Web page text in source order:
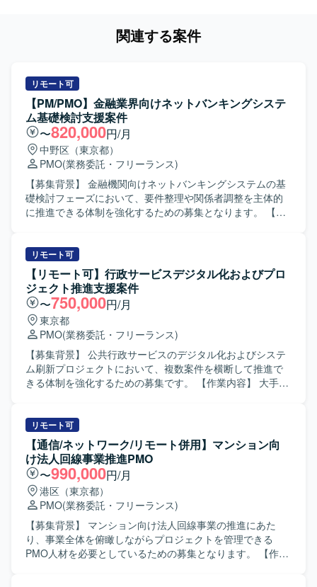
関連する案件
リモート可
【PM/PMO】金融業界向けネットバンキングシステ
ム基礎検討支援案件
〜820,000円/月
中野区（東京都）
PMO(業務委託・フリーランス)
【募集背景】 金融機関向けネットバンキングシステムの基
礎検討フェーズにおいて、要件整理や関係者調整を主体的
に推進できる体制を強化するための募集となります。 【作
関係者とのコミュニケーションを通じて、業務要件の整理
や課題の抽出・整理を行っていただきます。また、業務遂
行責任者として、要件定義に向けた論点整理や検討推進、
関係部署との合意形成支援など、上流工程全般をリードし
ていただきます。 【求める人物像】 関係者と円滑にコミュ
ニケーションを取りながら、主体的に検討をリードしてい
ただける方を求めております。金融業界の業務知見を活か
しつつ、論点整理や資料作成を通じて、構造的に物事を捉
えられる方が望ましいです。また、自立して業務を推進し
つつ、チームメンバーやステークホルダーと協調してプロ
礎検討から携わることができ、上流工程での要件整理や企
画検討の経験を深めていただけます。業務遂行責任者とし
て裁量を持って動くことができるため、PM／PMOや上流工
程のスキルをさらに強化したい方にとって、キャリア形成
上も大きな経験となるポジションです。 【開発環境】 本案
件は主に基礎検討および要件整理フェーズの業務となるた
め、特定の技術スタックよりも業務知見と上流工程スキル
が重視される環境となります。
リモート可
【リモート可】行政サービスデジタル化およびプロ
ジェクト推進支援案件
〜750,000円/月
東京都
PMO(業務委託・フリーランス)
【募集背景】 公共行政サービスのデジタル化およびシステ
ム刷新プロジェクトにおいて、複数案件を横断して推進で
きる体制を強化するための募集です。 【作業内容】 大手コ
クトを横断した課題管理とプロジェクト推進をご担当いた
だきます。 ・複数プロジェクトにおける潜在課題やスコー
プアウト要素の検知・整理を行います。 ・課題解決および
次フェーズに向けた検討資料やドキュメントを作成しま
す。 ・クライアントとのディスカッションを通じて改善提
案を行います。 ・プロジェクト全体の推進およびデリバリ
ー支援を行います。 【求める人物像】 役職者を含む多様な
ステークホルダーと臆することなくコミュニケーションが
できる方を求めています。 自ら課題を見つけ、主体的に解
決に向けて推進できる方を歓迎いたします。 【ポジション
リモート可
【通信/ネットワーク/リモート併用】マンション向
け法人回線事業推進PMO
〜990,000円/月
港区（東京都）
PMO(業務委託・フリーランス)
【募集背景】 マンション向け法人回線事業の推進にあた
り、事業全体を俯瞰しながらプロジェクトを管理できる
PMO人材を必要としているための募集となります。 【作業